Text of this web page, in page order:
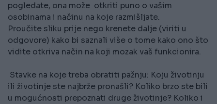
pogledate, ona može otkriti puno o vašim
osobinama i načinu na koje razmišljate.
Proučite sliku prije nego krenete dalje (viriti u
odgovore) kako bi saznali više o tome kako ono što
vidite otkriva način na koji mozak vaš funkcionira.
Stavke na koje treba obratiti pažnju: Koju životinju
ili životinje ste najbrže pronašli? Koliko brzo ste bili
u mogućnosti prepoznati druge životinje? Koliko i